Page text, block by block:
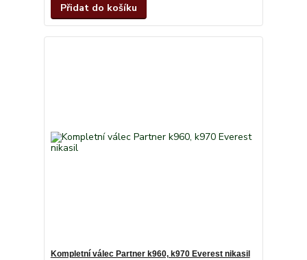
Přidat do košíku
Kompletní válec Partner k960, k970 Everest nikasil